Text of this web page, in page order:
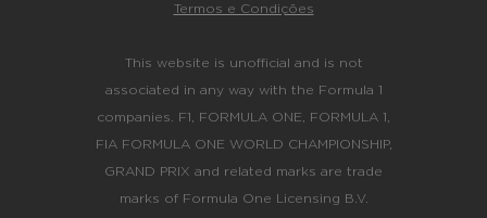
Termos e Condições
This website is unofficial and is not
associated in any way with the Formula 1
companies. F1, FORMULA ONE, FORMULA 1,
FIA FORMULA ONE WORLD CHAMPIONSHIP,
GRAND PRIX and related marks are trade
marks of Formula One Licensing B.V.